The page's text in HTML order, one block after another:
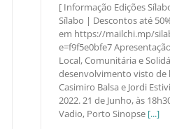
[ Informação Edições
Sílabo | Descontos até
em https://mailchi.mp/
e=f9f5e0bfe7
Local, Comunitária e
desenvolvimento visto de
Casimiro Balsa e Jordi
2022. 21 de Junho, às
Vadio, Porto Sinopse [...]